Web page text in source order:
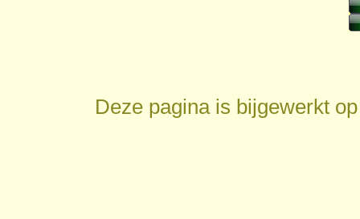
Deze pagina is bijgewerkt